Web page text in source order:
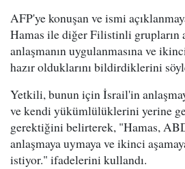
AFP'ye konuşan ve ismi
Hamas ile diğer Filistinli grupların
anlaşmanın uygulanmasına ve
hazır olduklarını bildirdiklerini
Yetkili, bunun için İsrail'in
ve kendi yükümlülüklerini yerine
gerektiğini belirterek, "Hamas,
anlaşmaya uymaya ve ikinci
istiyor." ifadelerini kullandı.